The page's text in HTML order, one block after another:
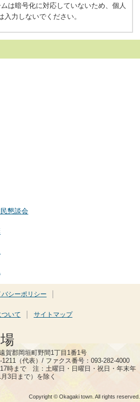
は暗号化に対応していないため、個人
入力しないでください。
懇談会
バシーポリシー
いて サイトマップ
賀郡岡垣町野間1丁目1番1号
1211（代表）/ ファクス番号：093-282-4000
時まで 注：土曜日・日曜日・祝日・年末年
3日まで）を除く
Copyright © Okagaki town. All rights reserved.